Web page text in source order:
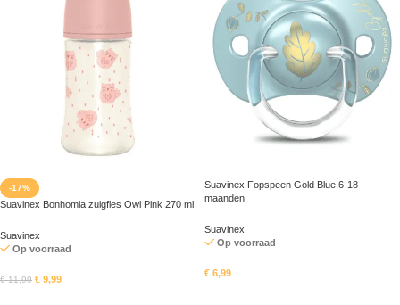
-17%
Suavinex Bonhomia zuigfles Owl Pink 270 ml
Suavinex
Op voorraad
€11,99 € 9,99
Suavinex Fopspeen Gold Blue 6-18
maanden
Suavinex
Op voorraad
€ 6,99